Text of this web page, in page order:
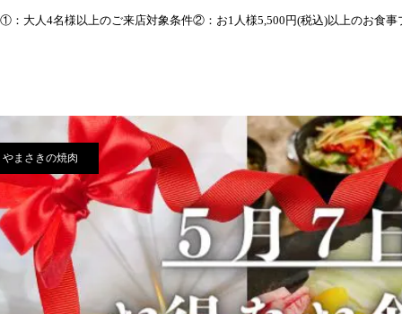
①：大人4名様以上のご来店対象条件②：お1人様5,500円(税込)以上のお食事
やまさきの焼肉